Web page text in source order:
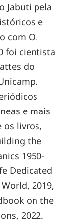
Jabuti pela
e
com O.
foi cientista
do
e mais
os livros,
the
1950-
Dedicated
2019,
on the
2022.